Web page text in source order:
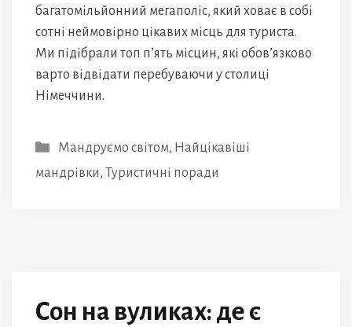
багатомільйонний мегаполіс, який ховає в собі
сотні неймовірно цікавих місць для туриста.
Ми підібрали топ п’ять місцин, які обов’язково
варто відвідати перебуваючи у столиці
Німеччини.
Категорії
Мандруємо світом, Найцікавіші
мандрівки, Туристичні поради
Сон на вуликах: де є